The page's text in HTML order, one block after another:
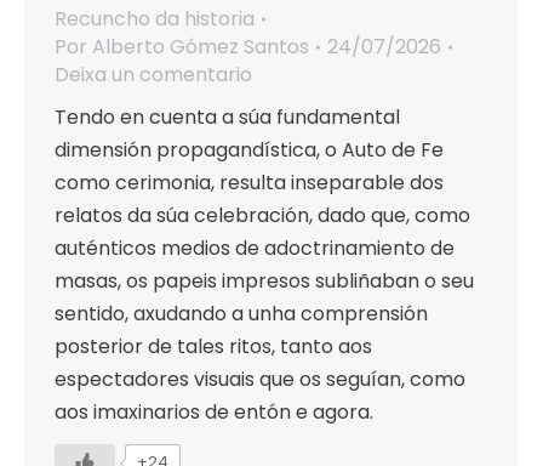
Recuncho da historia
Por Alberto Gómez Santos
24/07/2026
Deixa un comentario
Tendo en cuenta a súa fundamental
dimensión propagandística, o Auto de Fe
como cerimonia, resulta inseparable dos
relatos da súa celebración, dado que, como
auténticos medios de adoctrinamiento de
masas, os papeis impresos subliñaban o seu
sentido, axudando a unha comprensión
posterior de tales ritos, tanto aos
espectadores visuais que os seguían, como
aos imaxinarios de entón e agora.